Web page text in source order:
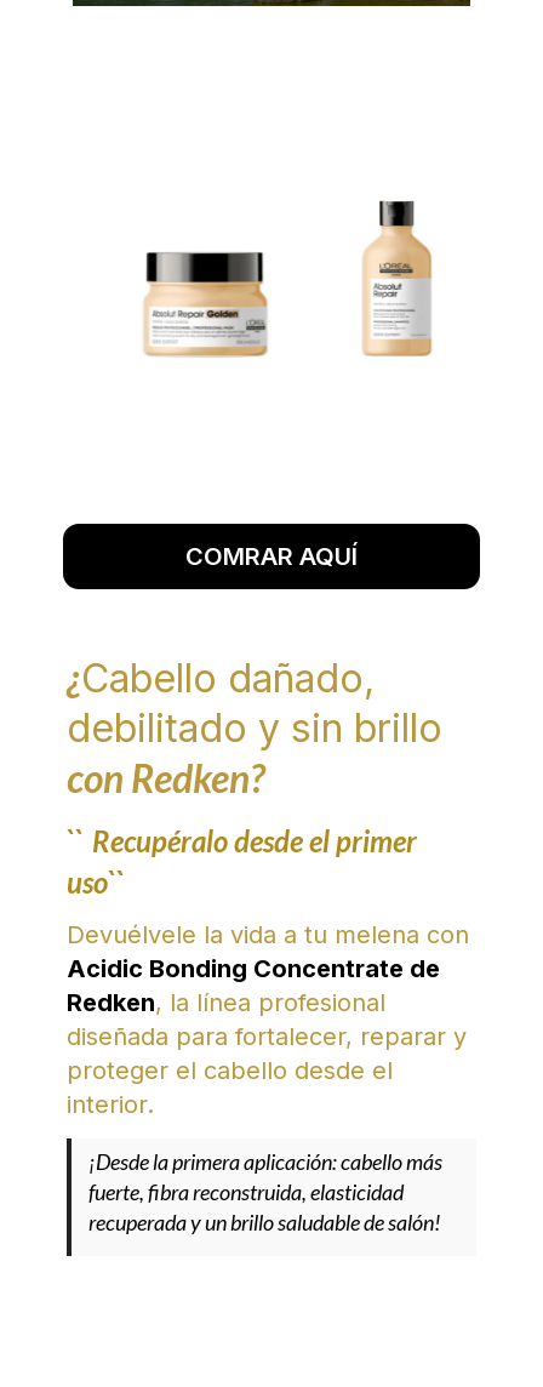
COMRAR AQUÍ
¿Cabello dañado,
debilitado y sin brillo
con Redken?
`` Recupéralo desde el primer
uso``
Devuélvele la vida a tu melena con
Acidic Bonding Concentrate de
Redken, la línea profesional
diseñada para fortalecer, reparar y
proteger el cabello desde el
interior.
¡Desde la primera aplicación: cabello más
fuerte, fibra reconstruida, elasticidad
recuperada y un brillo saludable de salón!